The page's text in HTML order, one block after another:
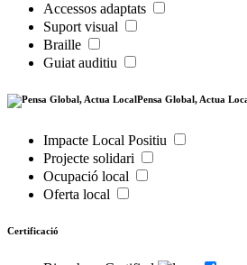
Accessos adaptats
Suport visual
Braille
Guiat auditiu
Pensa Global, Actua
Impacte Local Positiu
Projecte solidari
Ocupació local
Oferta local
Certificació